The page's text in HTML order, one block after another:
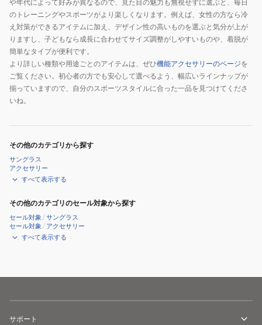
や年代によって好みが異なるので、見た目の魅力も無視せずに選ぶと、毎日
のトレーニングやスポーツがより楽しくなります。例えば、女性の方なら冷
え対策ができるアイテムに加え、デザイン性の高いものを選ぶと気分が上が
りますし、子どもなら成長に合わせてサイズ調整がしやすいものや、着脱が
簡単なタイプが便利です。
より詳しい種類や用途ごとのアイテムは、ぜひ機能アクセサリーのページを
ご覧ください。初心者の方でも安心して選べるよう、幅広いラインナップが
揃っていますので、自分のスポーツスタイルに合った一品を見つけてくださ
いね。
その他のカテゴリから探す
サングラス
アクセサリー
すべて表示する
その他のカテゴリのセール対象から探す
セール対象 /サングラス
セール対象 / アクセサリー
すべて表示する
サポート